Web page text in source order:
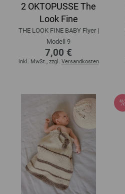
2 OKTOPUSSE The
Look Fine
THE LOOK FINE BABY Flyer |
Modell 9
7,00 €
inkl. MwSt., zzgl. Versandkosten